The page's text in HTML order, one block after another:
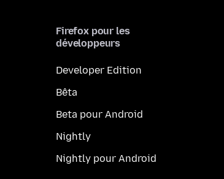
Firefox pour les
développeurs
Developer Edition
Bêta
Beta pour Android
Nightly
Nightly pour Android